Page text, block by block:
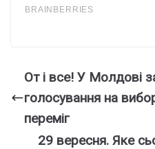
От і вcе! У Молдові
голocування на
пеpеміг
29 веpесня. Яке